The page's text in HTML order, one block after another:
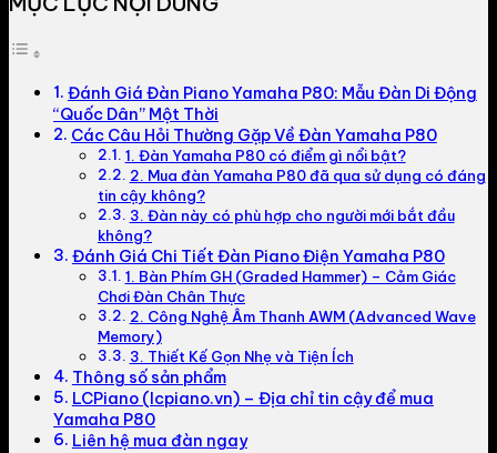
Đánh Giá Đàn Piano Yamaha P80: Mẫu Đàn Di Động
“Quốc Dân” Một Thời
Các Câu Hỏi Thường Gặp Về Đàn Yamaha P80
1. Đàn Yamaha P80 có điểm gì nổi bật?
2. Mua đàn Yamaha P80 đã qua sử dụng có đáng
tin cậy không?
3. Đàn này có phù hợp cho người mới bắt đầu
không?
Đánh Giá Chi Tiết Đàn Piano Điện Yamaha P80
1. Bàn Phím GH (Graded Hammer) – Cảm Giác
Chơi Đàn Chân Thực
2. Công Nghệ Âm Thanh AWM (Advanced Wave
Memory)
3. Thiết Kế Gọn Nhẹ và Tiện Ích
Thông số sản phẩm
LCPiano (lcpiano.vn) – Địa chỉ tin cậy để mua
Yamaha P80
Liên hệ mua đàn ngay